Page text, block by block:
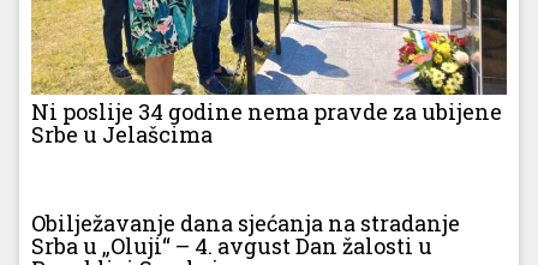
Ni poslije 34 godine nema pravde za ubijene
Srbe u Jelašcima
Obilježavanje dana sjećanja na stradanje
Srba u „Oluji“ – 4. avgust Dan žalosti u